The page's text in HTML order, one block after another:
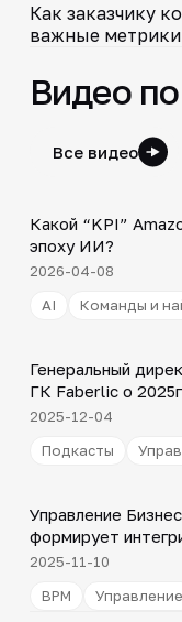
Как заказчику
важные
Видео
Все видео
▶
Какой “KPI”
эпоху ИИ?
2026-04-08
AI
Команды и
▶
Генеральный
ГК Faberlic о
2025-12-04
Подкасты
▶
Управление
формирует
2025-11-10
BPM
Управление